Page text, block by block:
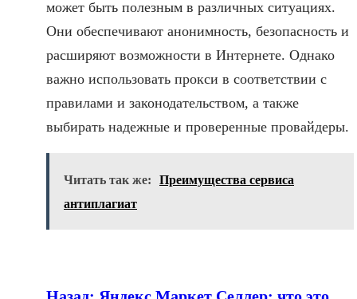
может быть полезным в различных ситуациях.
Они обеспечивают анонимность, безопасность и
расширяют возможности в Интернете. Однако
важно использовать прокси в соответствии с
правилами и законодательством, а также
выбирать надежные и проверенные провайдеры.
Читать так же:
Преимущества сервиса
антиплагиат